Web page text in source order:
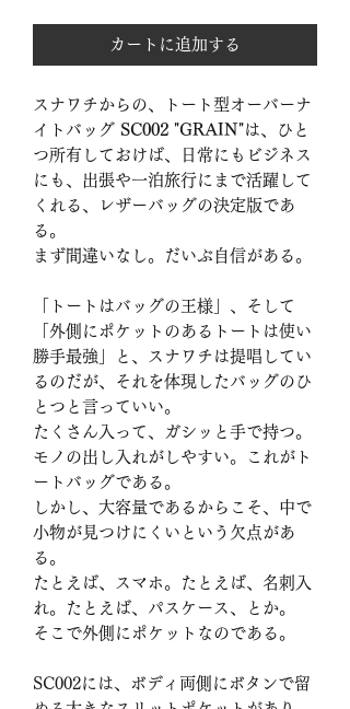
カートに追加する
スナワチからの、トート型オーバーナ
イトバッグ SC002 "GRAIN"は、ひと
つ所有しておけば、日常にもビジネス
にも、出張や一泊旅行にまで活躍して
くれる、レザーバッグの決定版であ
る。
まず間違いなし。だいぶ自信がある。
「トートはバッグの王様」、そして
「外側にポケットのあるトートは使い
勝手最強」と、スナワチは提唱してい
るのだが、それを体現したバッグのひ
とつと言っていい。
たくさん入って、ガシッと手で持つ。
モノの出し入れがしやすい。これがト
ートバッグである。
しかし、大容量であるからこそ、中で
小物が見つけにくいという欠点があ
る。
たとえば、スマホ。たとえば、名刺入
れ。たとえば、パスケース、とか。
そこで外側にポケットなのである。
SC002には、ボディ両側にボタンで留